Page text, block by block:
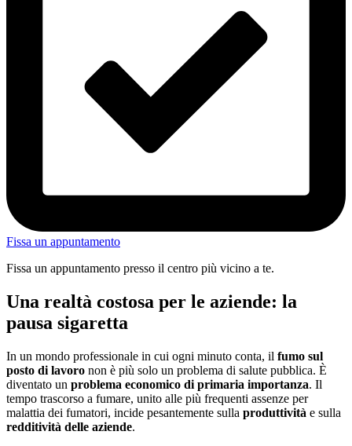
Fissa un appuntamento
Fissa un appuntamento presso il centro più vicino a te.
Una realtà costosa per le aziende: la
pausa sigaretta
In un mondo professionale in cui ogni minuto conta, il fumo sul
posto di lavoro non è più solo un problema di salute pubblica. È
diventato un problema economico di primaria importanza. Il
tempo trascorso a fumare, unito alle più frequenti assenze per
malattia dei fumatori, incide pesantemente sulla produttività e sulla
redditività delle aziende.